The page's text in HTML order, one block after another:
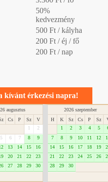
50%
kedvezmény
500 Ft / kályha
200 Ft / éj / fő
200 Ft / nap
kívánt érkezési napra!
augusztus
Cs P Sz
V
1
2
5 6 7 8
9
13 14 15
16
20 21 22
23
27 28 29
30
2026 szeptember
H
K Sz Cs P Sz
1
2 3 4 5
7
8 9 10 11 12
14
15 16 17 18 19
21
22 23 24 25 26
28
29 30